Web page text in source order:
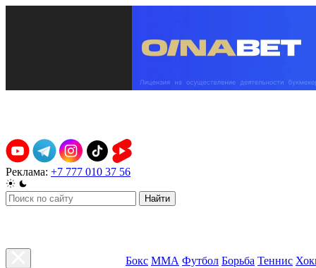
Реклама: +7 777 010 37 56
Найти
Бокс ММА Футбол Борьба Теннис